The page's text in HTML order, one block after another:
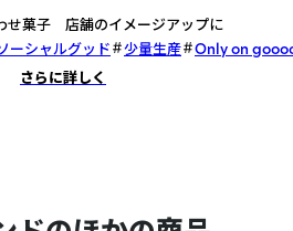
せ菓子 店舗のイメージアップに
ーシャルグッド 少量生産
Only on
さらに詳しく